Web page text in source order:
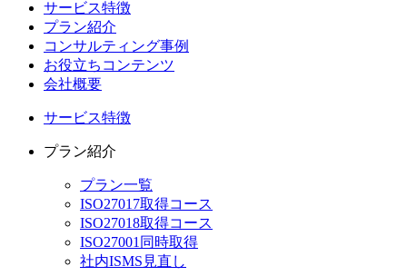
サービス特徴
プラン紹介
コンサルティング事例
お役立ちコンテンツ
会社概要
サービス特徴
プラン紹介
プラン一覧
ISO27017取得コース
ISO27018取得コース
ISO27001同時取得
社内ISMS見直し